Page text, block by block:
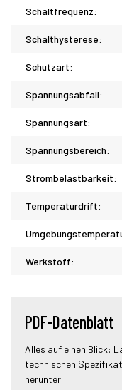
Schaltfrequenz:
Schalthysterese:
Schutzart:
Spannungsabfall:
Spannungsart:
Spannungsbereich:
Strombelastbarkeit:
Temperaturdrift:
Werkstoff:
PDF-Datenblatt
Alles auf einen Blick:
technischen
herunter.